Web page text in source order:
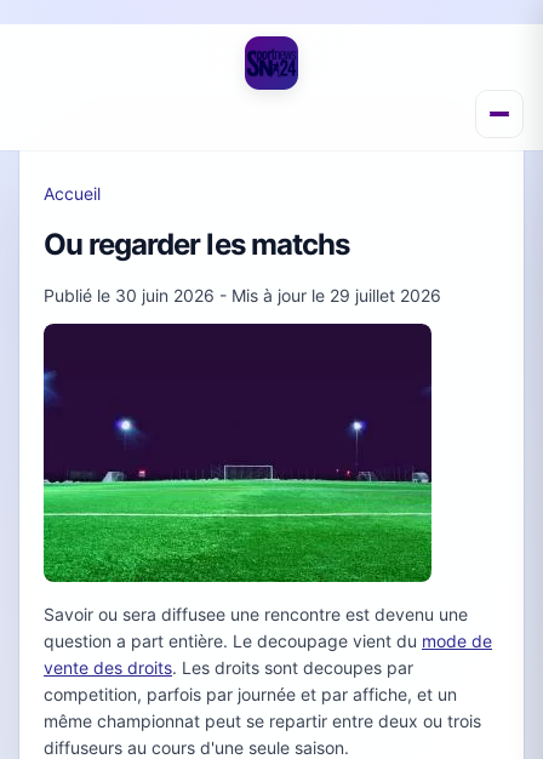
Accueil
Ou regarder les matchs
Publié le 30 juin 2026 - Mis à jour le 29 juillet 2026
Savoir ou sera diffusee une rencontre est devenu une
question a part entière. Le decoupage vient du mode de
vente des droits. Les droits sont decoupes par
competition, parfois par journée et par affiche, et un
même championnat peut se repartir entre deux ou trois
diffuseurs au cours d'une seule saison.